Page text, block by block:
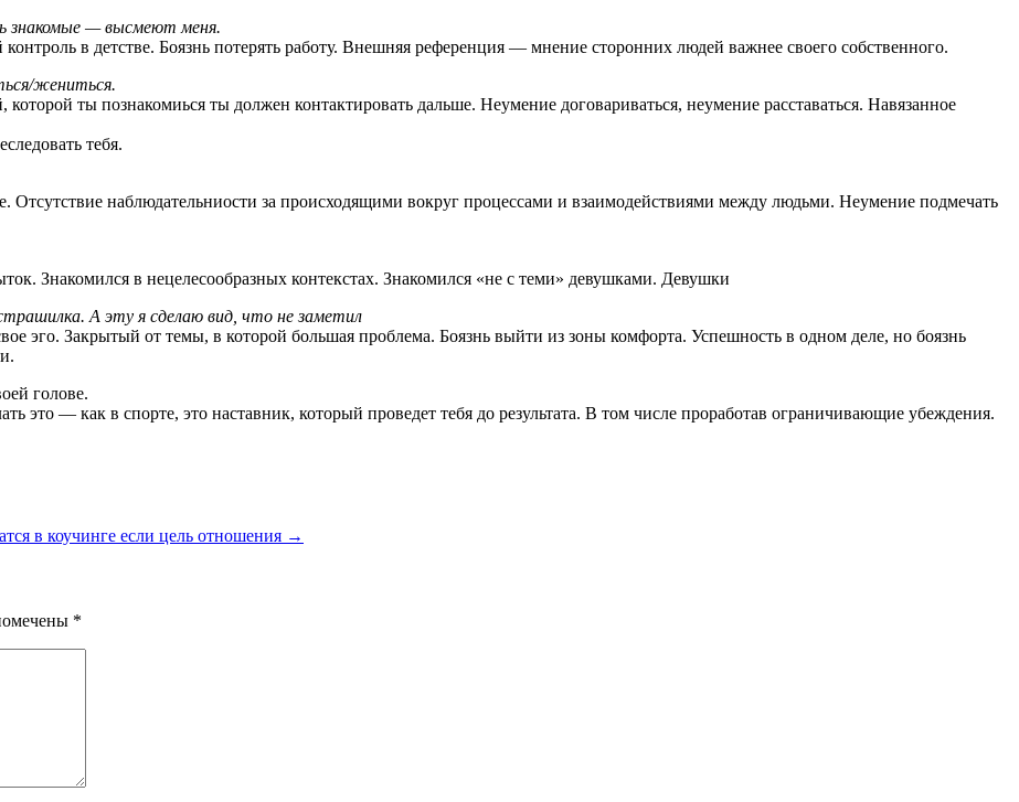
знакомые — высмеют меня.
в детстве. Боязнь потерять работу. Внешняя референция — мнение сторонних людей важнее своего собственного.
жениться.
ты познакомиься ты должен контактировать дальше. Неумение договариваться, неумение расставаться. Навязанное
тебя.
Отсутствие наблюдательниости за происходящими вокруг процессами и взаимодействиями между людьми. Неумение подмечать
Знакомился в нецелесообразных контекстах. Знакомился «не с теми» девушками. Девушки
А эту я сделаю вид, что не заметил
эго. Закрытый от темы, в которой большая проблема. Боязнь выйти из зоны комфорта. Успешность в одном деле, но боязнь
голове.
это — как в спорте, это наставник, который проведет тебя до результата. В том числе проработав ограничивающие убеждения.
в коучинге если цель отношения →
*